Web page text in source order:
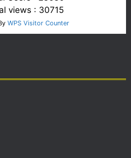
views : 30715
WPS Visitor Counter